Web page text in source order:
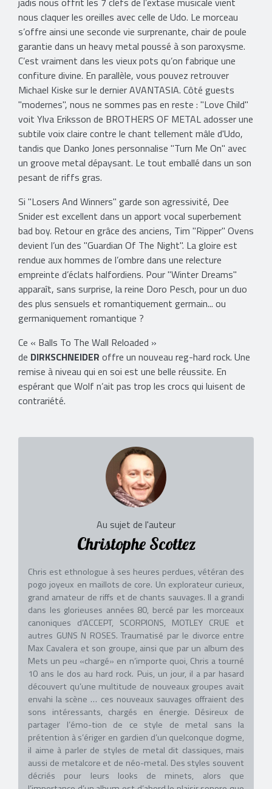
nous claquer les oreilles avec celle de Udo. Le morceau
s’offre ainsi une seconde vie surprenante, chair de poule
garantie dans un heavy metal poussé à son paroxysme.
C’est vraiment dans les vieux pots qu’on fabrique une
confiture divine. En parallèle, vous pouvez retrouver
Michael Kiske sur le dernier AVANTASIA. Côté guests
"modernes", nous ne sommes pas en reste : "Love Child"
voit Ylva Eriksson de BROTHERS OF METAL adosser une
subtile voix claire contre le chant tellement mâle d'Udo,
tandis que Danko Jones personnalise "Turn Me On" avec
un groove metal dépaysant. Le tout emballé dans un son
pesant de riffs gras.
Si "Losers And Winners" garde son agressivité, Dee
Snider est excellent dans un apport vocal superbement
bad boy. Retour en grâce des anciens, Tim "Ripper" Ovens
devient l’un des "Guardian Of The Night". La gloire est
rendue aux hommes de l’ombre dans une relecture
empreinte d’éclats halfordiens. Pour "Winter Dreams"
apparaît, sans surprise, la reine Doro Pesch, pour un duo
des plus sensuels et romantiquement germain... ou
germaniquement romantique ?
Ce « Balls To The Wall Reloaded »
de DIRKSCHNEIDER offre un nouveau reg-hard rock. Une
remise à niveau qui en soi est une belle réussite. En
espérant que Wolf n’ait pas trop les crocs qui luisent de
contrariété.
Au sujet de l'auteur
Christophe Scottez
Chris est ethnologue à ses heures perdues, vétéran des
pogo joyeux en maillots de core. Un explorateur curieux,
grand amateur de riffs et de chants sauvages. Il a grandi
dans les glorieuses années 80, bercé par les morceaux
canoniques d’ACCEPT, SCORPIONS, MOTLEY CRUE et
autres GUNS N ROSES. Traumatisé par le divorce entre
Max Cavalera et son groupe, ainsi que par un album des
Mets un peu «chargé» en n’importe quoi, Chris a tourné
10 ans le dos au hard rock. Puis, un jour, il a par hasard
découvert qu’une multitude de nouveaux groupes avait
envahi la scène … ces nouveaux sauvages offraient des
sons intéressants, chargés en énergie. Désireux de
partager l’émo-tion de ce style de metal sans la
prétention à s’ériger en gardien d’un quelconque dogme,
il aime à parler de styles de metal dit classiques, mais
aussi de metalcore et de néo-metal. Des styles souvent
décriés pour leurs looks de minets, alors que